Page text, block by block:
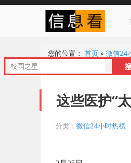
您的位置： 首页 » 微信24
这些医护“
分类： 微信24小时热榜